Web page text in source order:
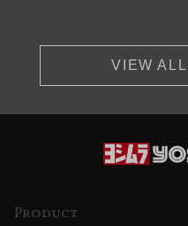
VIEW
Product